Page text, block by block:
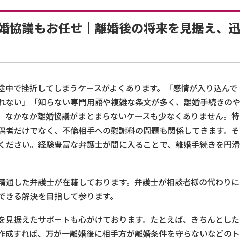
協議もお任せ｜離婚後の将来を見据え、迅
で挫折してしまうケースがよくあります。「感情が入り込んで
ない」「知らない専門用語や複雑な条文が多く、離婚手続きのや
なかなか離婚協議がまとまらないケースも少なくありません。特
者だけでなく、不倫相手への慰謝料の問題も関係してきます。そ
ださい。経験豊富な弁護士が間に入ることで、離婚手続きを円滑
通した弁護士が在籍しております。弁護士が相談者様の代わりに
る解決を目指して参ります。
見据えたサポートも心がけております。たとえば、きちんとした
成すれば、万が一離婚後に相手方が離婚条件を守らないなどのト